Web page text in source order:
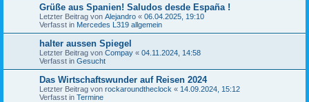
Grüße aus Spanien! Saludos desde España !
Letzter Beitrag von Alejandro « 06.04.2025, 19:10
Verfasst in Mercedes L319 allgemein
halter aussen Spiegel
Letzter Beitrag von Compay « 04.11.2024, 14:58
Verfasst in Gesucht
Das Wirtschaftswunder auf Reisen 2024
Letzter Beitrag von rockaroundtheclock « 14.09.2024, 15:12
Verfasst in Termine